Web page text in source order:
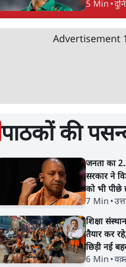
5 Min •
Advertisement
पाठकों की
जनता का
सरकार ने
को भी पीछे
7 Min •
शिक्षा
तैयार कर
छिड़ी नई
6 Min •